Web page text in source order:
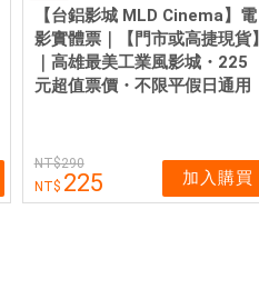
【台鋁影城 MLD Cinema】電
影實體票｜【門市或高捷現貨】
｜高雄最美工業風影城・225
元超值票價・不限平假日通用
290
225 加入購買